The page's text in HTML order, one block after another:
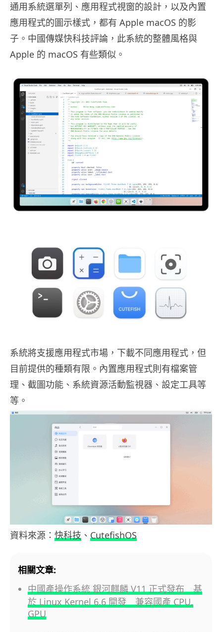
通用系統選單列、應用程式視窗的設計，以及內置
應用程式的圖示樣式，都有 Apple macOS 的影
子。中國傳媒快科技評論，此系統的整體風格與
Apple 的 macOS 有些類似。
系統將支援應用程式市場，下載不同應用程式，但
目前提供的種類有限。內置應用程式則有檔案管
理、截圖功能、系統資源活動監視器、設定工具等
等。
資料來源： 快科技 、 CutefishOS
相關文章:
中國產操作系統 銀河麒麟 V11 正式發布 基
於 Linux Kernel 6.6 開發 兼容國產 CPU,
GPU